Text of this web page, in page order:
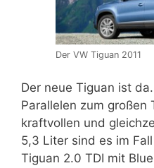
Der VW Tiguan 2011
Der neue Tiguan ist
Parallelen zum großen
kraftvollen und
5,3 Liter sind es im
Tiguan 2.0 TDI mit